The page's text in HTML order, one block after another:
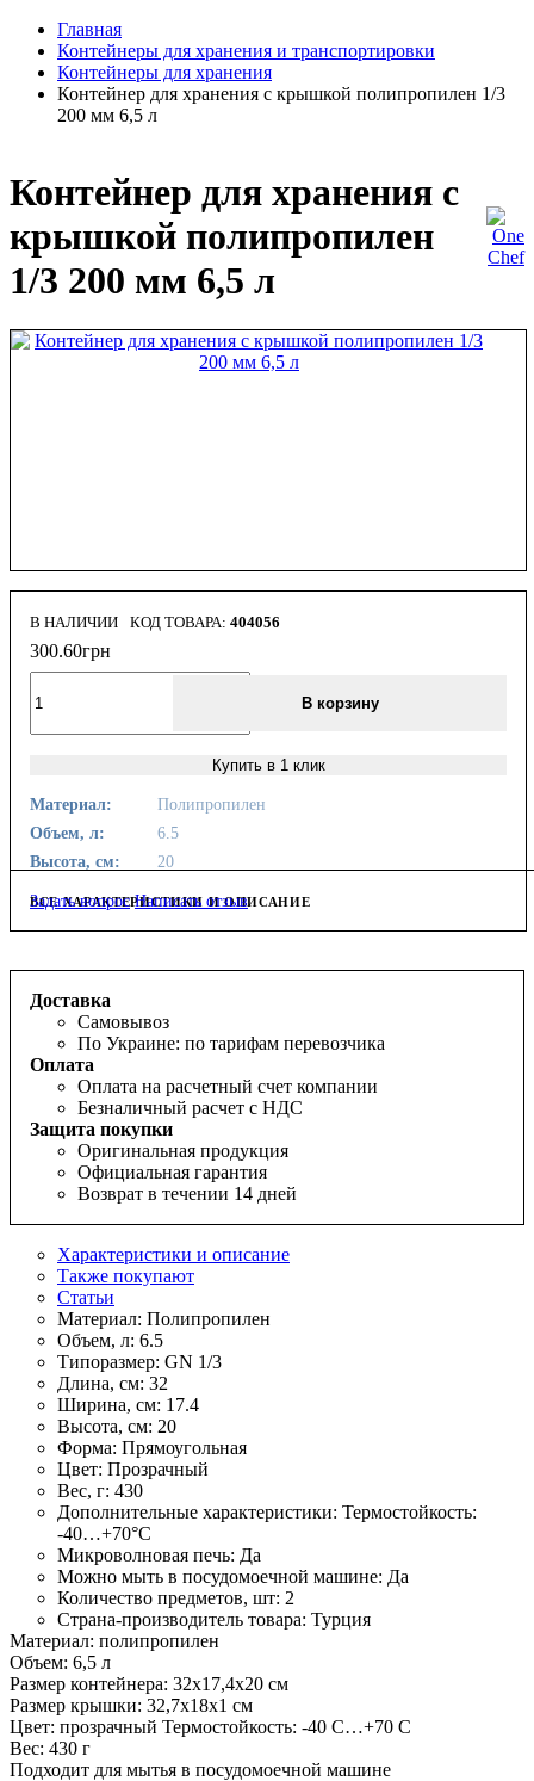
Главная
Контейнеры для хранения и транспортировки
Контейнеры для хранения
Контейнер для хранения с крышкой полипропилен 1/3
200 мм 6,5 л
Контейнер для хранения с
крышкой полипропилен
1/3 200 мм 6,5 л
В НАЛИЧИИ 404056
300.60грн
В корзину
Купить в 1 клик
Материал:
Полипропилен
Объем, л:
6.5
Высота, см:
20
ВСЕ ХАРАКТЕРИСТИКИ И ОПИСАНИЕ
Задать вопрос Написать отзыв
Характеристики и описание
Также покупают
Статьи
Материал: Полипропилен
Объем, л: 6.5
Типоразмер: GN 1/3
Длина, см: 32
Ширина, см: 17.4
Высота, см: 20
Форма: Прямоугольная
Цвет: Прозрачный
Вес, г: 430
Дополнительные характеристики: Термостойкость:
-40…+70°С
Микроволновая печь: Да
Можно мыть в посудомоечной машине: Да
Количество предметов, шт: 2
Страна-производитель товара: Турция
Материал: полипропилен
Объем: 6,5 л
Размер контейнера: 32х17,4х20 см
Размер крышки: 32,7х18х1 см
Цвет: прозрачный Термостойкость: -40 С…+70 С
Вес: 430 г
Подходит для мытья в посудомоечной машине
Доставка
Самовывоз
По Украине: по тарифам перевозчика
Оплата
Оплата на расчетный счет компании
Безналичный расчет с НДС
Защита покупки
Оригинальная продукция
Официальная гарантия
Возврат в течении 14 дней